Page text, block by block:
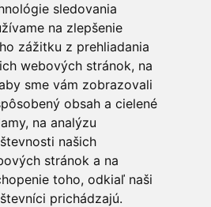
sledovania
na zlepšenie
zážitku z prehliadania
webových stránok, na
sme vám zobrazovali
obsah a cielené
na analýzu
našich
stránok a na
toho, odkiaľ naši
prichádzajú.
Cena od 5,86€